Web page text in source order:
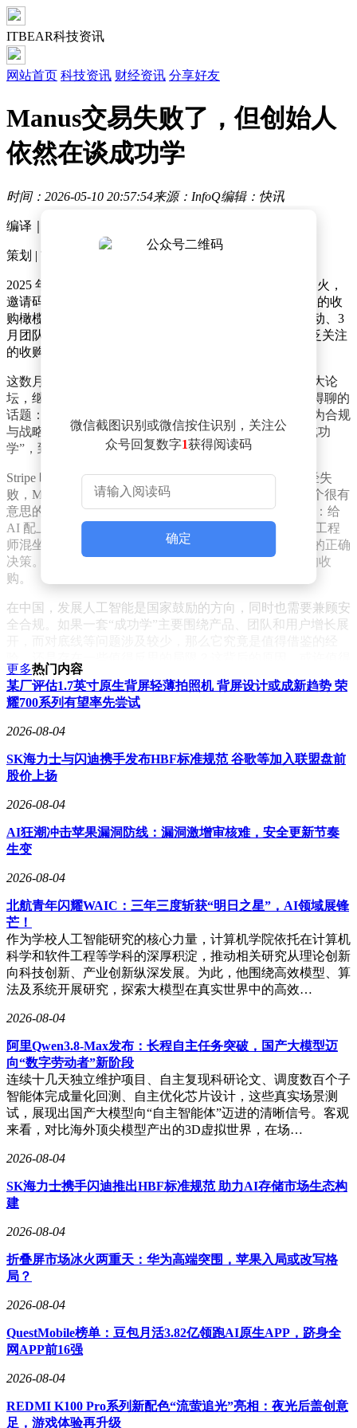
ITBEAR科技资讯
网站首页 科技资讯 财经资讯 分享好友
Manus交易失败了，但创始人
依然在谈成功学
时间：2026-05-10 20:57:54来源：InfoQ编辑：快讯
编译｜宇琪
策划 | Tina
2025 年春天，Manus 靠一段“AI 代替人类干活”的视频爆火，
邀请码被炒到 1.4 万美元；同年底，me
ta 抛出 20 亿美元的收
购橄榄枝，神话达到顶峰。然而，随着 1 月合规评估启动、3
月团队陷入风波、4 月交易正式被叫停，这场曾引发广泛关注
的收购案，在数月后回归理性。
这数月里，创始人并没有因此沉默。他们依然活跃在各大论
坛，继续宣讲 Agent 时代的成功哲学。这就引出一个值得聊的
话题：在硬科技创业这条赛道上，如果一个项目最终因为合规
与战略问题没能走完最后一公里，创始人反复强调的“成功
学”，到底还有多少参考价值？
Stripe 昨天发了一个视频。令人惊讶的是，即便交易已经失
败，Manus 创始人依然在大谈特谈成功学。你会发现一个很有
意思的现象——他花了很长时间拆解 Manus 做对了什么：给
AI 配上“手”、做异步工作流、把透明变成产品功能、让工程
师混坐在一起催生创新。每一条听起来都像是教科书式的正确
决策。但整场对话里，他唯独没有提及那笔 20 亿美元的收
购。
在中国，发展人工智能是国家鼓励的方向，同时也需要兼顾安
全合规。如果一套“成功学”主要围绕产品、团队和用户增长展
每一位创业者认真思考。基于该视频，InfoQ 对内容进行了整
理与部分删改。
主持人： 带大家回到全世界第一次知道 Manus 的时候，那是
2025 年 3 月，AI chatbot 已经流行了两三年，但基本也就停留
在“聊天”这件事上。突然有一段视频开始在网上疯传，没有炫
酷舞台，没有硅谷式 keynote，只是一段非常原始的屏幕录
示了什么？
觉得实在太简单了。我就在想，也许我们应该做个 launch
video。于是我联系了一些视频制作公司，但他们都说至少要
两三周才能做好。我告诉他们，我们只剩 6 天了。他们直接
说：“不可能。”
所以最后我们决定自己来。我用自己的相机拍摄，我们的首席
科学家 Peak Ji（季逸超）出镜介绍产品，我再剪辑。我们根
本不是什么专业团队，整个视频里，Peak 真正面对镜头讲产
demo 了三个真实使用案例。我觉得这可能就是我们一开始能
爆火的核心原因：我们只是单纯地“展示工作本身”，展示 AI
产品除了 chatbot 之外，还能是什么样子。
主持人： 那个视频最震撼的地方在于，它让大家第一次看
到：用 Manus，你不只是“聊天”，而是真的可以执行任务。它
会自己写 Python 代码、自己打开浏览器。然后它彻底爆了，
我记得你们 private preview 光等候名单就有 200 万人。
350 万，真的有非常多人在排队。
万美元。
张涛： 对。当时只要哪个网红拿到了 Manus 的邀请码，他获
得的流量价值，远远超过邀请码本身的价格。不过很遗憾，从
主持人：你觉得那个视频里，到底是什么东西戳中了大家？当
时人们真正的 “aha moment” 是什么？
张涛： 在 Manus 出现之前，大家其实一直把 AI 当成一个“回
在告诉你“应该怎么做”，但最后真正动手的人还是你自己。
微信截图识别或微信按住识别，关注公
众号回复数字1获得阅读码
确定
更多热门内容
某厂评估1.7英寸原生背屏轻薄拍照机 背屏设计或成新趋势 荣
耀700系列有望率先尝试
2026-08-04
SK海力士与闪迪携手发布HBF标准规范 谷歌等加入联盟盘前
股价上扬
2026-08-04
AI狂潮冲击苹果漏洞防线：漏洞激增审核难，安全更新节奏
生变
2026-08-04
北航青年闪耀WAIC：三年三度斩获“明日之星”，AI领域展锋
芒！
作为学校人工智能研究的核心力量，计算机学院依托在计算机
科学和软件工程等学科的深厚积淀，推动相关研究从理论创新
向科技创新、产业创新纵深发展。为此，他围绕高效模型、算
法及系统开展研究，探索大模型在真实世界中的高效…
2026-08-04
阿里Qwen3.8-Max发布：长程自主任务突破，国产大模型迈
向“数字劳动者”新阶段
连续十几天独立维护项目、自主复现科研论文、调度数百个子
智能体完成量化回测、自主优化芯片设计，这些真实场景测
试，展现出国产大模型向“自主智能体”迈进的清晰信号。客观
来看，对比海外顶尖模型产出的3D虚拟世界，在场…
2026-08-04
SK海力士携手闪迪推出HBF标准规范 助力AI存储市场生态构
建
2026-08-04
折叠屏市场冰火两重天：华为高端突围，苹果入局或改写格
局？
2026-08-04
QuestMobile榜单：豆包月活3.82亿领跑AI原生APP，跻身全
网APP前16强
2026-08-04
REDMI K100 Pro系列新配色“流萤追光”亮相：夜光后盖创意
足，游戏体验再升级